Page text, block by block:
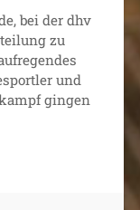
bei der dhv
zu
und
gingen